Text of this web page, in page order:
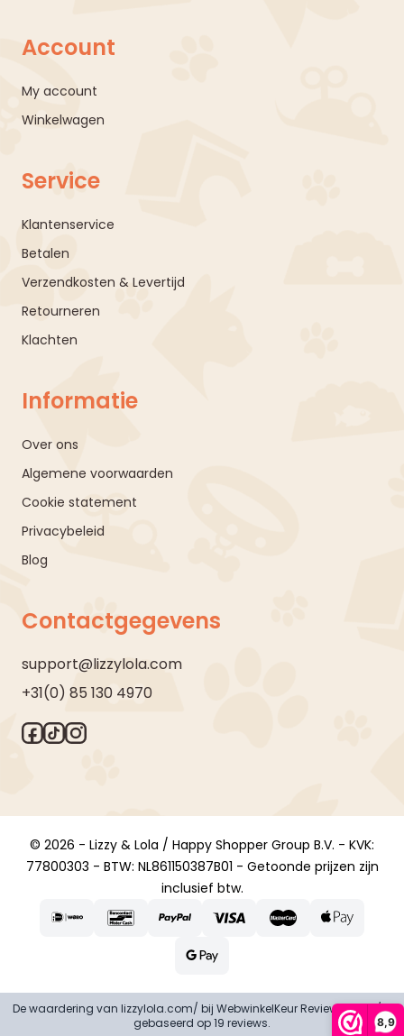
8,9
Account
My account
Winkelwagen
Service
Klantenservice
Betalen
Verzendkosten & Levertijd
Retourneren
Klachten
Informatie
Over ons
Algemene voorwaarden
Cookie statement
Privacybeleid
Blog
Contactgegevens
support@lizzylola.com
+31(0) 85 130 4970
© 2026 - Lizzy & Lola / Happy Shopper Group B.V. - KVK:
77800303 - BTW: NL861150387B01 - Getoonde prijzen zijn
inclusief btw.
De waardering van lizzylola.com/ bij WebwinkelKeur Reviewsis 8.9/10
gebaseerd op 19 reviews.